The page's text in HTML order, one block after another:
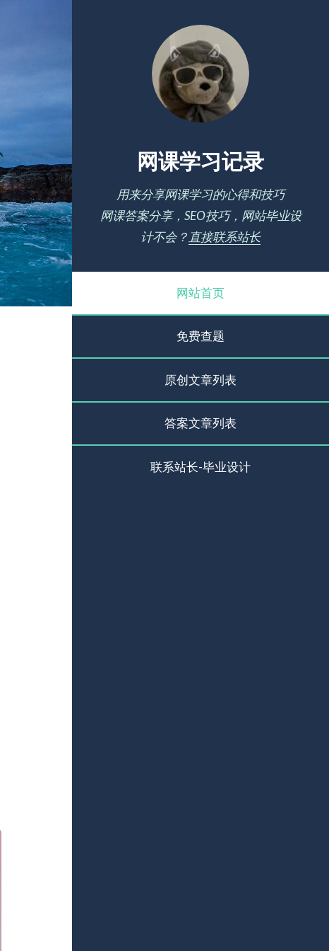
网课学习记录
用来分享网课学习的心得和技巧
网课答案分享，SEO技巧，网站毕业设
计不会？ 直接联系站长
网站首页
免费查题
原创文章列表
答案文章列表
联系站长-毕业设计